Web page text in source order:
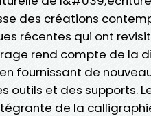
des créations
récentes qui ont
rend compte de la
fournissant de
outils et des supports.
de la